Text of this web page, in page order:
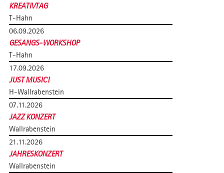
KREATIVTAG
T-Hahn
06.09.2026
GESANGS-WORKSHOP
T-Hahn
17.09.2026
JUST MUSIC!
H-Wallrabenstein
07.11.2026
JAZZ KONZERT
Wallrabenstein
21.11.2026
JAHRESKONZERT
Wallrabenstein